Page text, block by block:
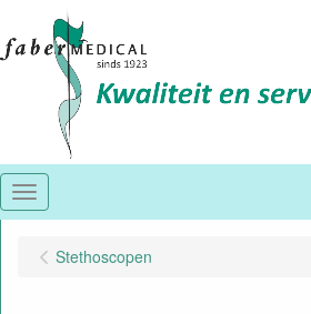
Menu
Stethoscopen